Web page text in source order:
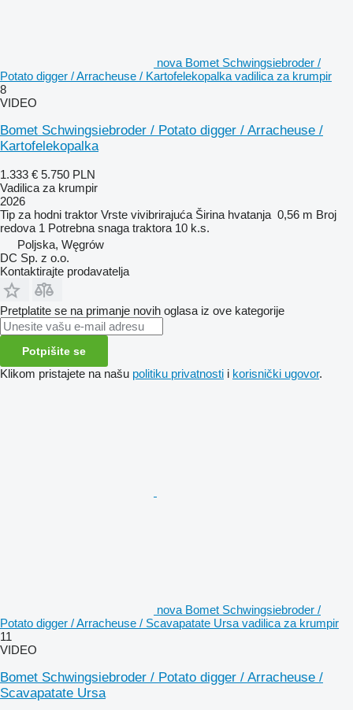
nova Bomet Schwingsiebroder /
Potato digger / Arracheuse / Kartofelekopalka vadilica za krumpir
8
VIDEO
Bomet Schwingsiebroder / Potato digger / Arracheuse /
Kartofelekopalka
1.333 € 5.750 PLN
Vadilica za krumpir
2026
Tip za hodni traktor Vrste vivibrirajuća Širina hvatanja 0,56 m Broj
redova 1 Potrebna snaga traktora 10 k.s.
Poljska, Węgrów
DC Sp. z o.o.
Kontaktirajte prodavatelja
Pretplatite se na primanje novih oglasa iz ove kategorije
Potpišite se
Klikom pristajete na našu politiku privatnosti i korisnički ugovor.
nova Bomet Schwingsiebroder /
Potato digger / Arracheuse / Scavapatate Ursa vadilica za krumpir
11
VIDEO
Bomet Schwingsiebroder / Potato digger / Arracheuse /
Scavapatate Ursa